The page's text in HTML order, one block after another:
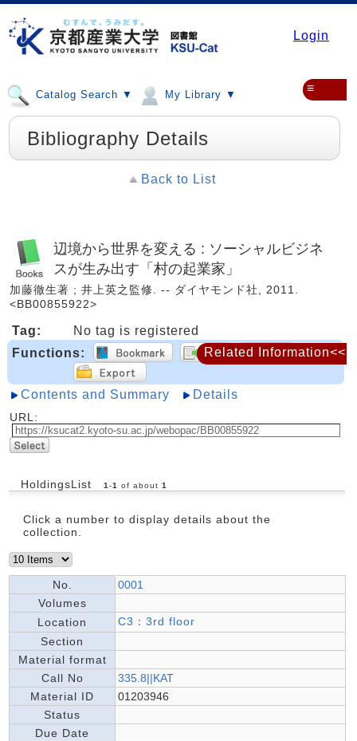
Login
Catalog Search ▼ My Library ▼ ≡
Bibliography Details
Back to List
辺境から世界を変える : ソーシャルビジネ
スが生み出す「村の起業家」
加藤徹生著 ; 井上英之監修. -- ダイヤモンド社, 2011.
<BB00855922>
Tag:
No tag is registered
Functions:
Contents and Summary Details
URL:
HoldingsList 1 -1 of about 1
Click a number to display details about the
collection.
No.
0001
Volumes
Location
C3：3rd floor
Section
Material format
Call No
335.8||KAT
Material ID
01203946
Status
Due Date
Related Information<<